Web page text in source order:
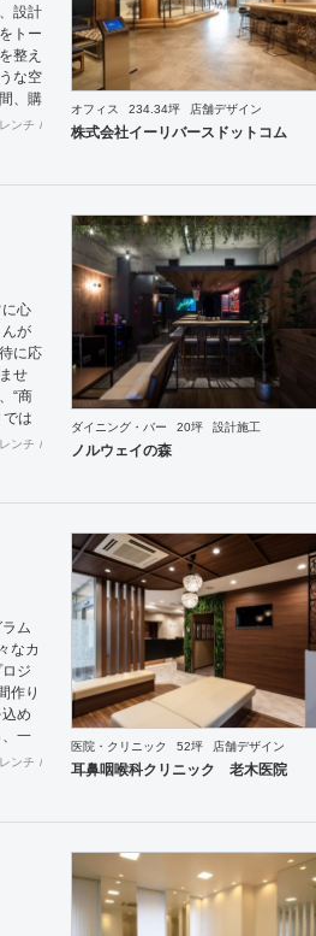
設計
トー
整え
な空
、購
高
改
ンチ カフェ・パン・ケーキ 和食・寿司 焼肉・中
オフィス 234.34坪 店舗デザイン
株式会社イーリバースドットコム
に心
が
に応
せ
“商
は
セ
ンチ カフェ・パン・ケーキ
ダイニング・バー 20坪 設計施工
ノルウェイの森
ム
なカ
ジ
作り
め
一
ンチ カフェ・パン・ケーキ ラーメン・そば・うどん
医院・クリニック 52坪 店舗デザイン
耳鼻咽喉科クリニック 老木医院